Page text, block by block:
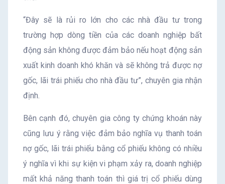
“Đây sẽ là rủi ro lớn cho các nhà đầu tư trong
trường hợp dòng tiền của các doanh nghiệp bất
động sản không được đảm bảo nếu hoạt động sản
xuất kinh doanh khó khăn và sẽ không trả được nợ
gốc, lãi trái phiếu cho nhà đầu tư”, chuyên gia nhận
định.
Bên cạnh đó, chuyên gia công ty chứng khoán này
cũng lưu ý rằng việc đảm bảo nghĩa vụ thanh toán
nợ gốc, lãi trái phiếu bằng cổ phiếu không có nhiều
ý nghĩa vì khi sự kiện vi phạm xảy ra, doanh nghiệp
mất khả năng thanh toán thì giá trị cổ phiếu dùng